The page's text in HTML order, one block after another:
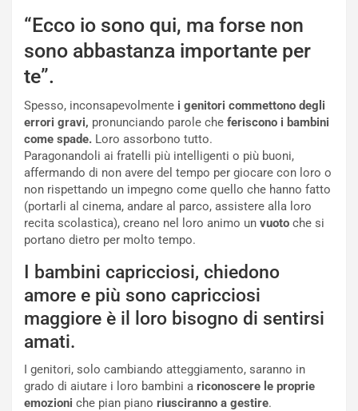
“Ecco io sono qui, ma forse non
sono abbastanza importante per
te”.
Spesso, inconsapevolmente i genitori commettono degli
errori gravi, pronunciando parole che feriscono i bambini
come spade. Loro assorbono tutto.
Paragonandoli ai fratelli più intelligenti o più buoni,
affermando di non avere del tempo per giocare con loro o
non rispettando un impegno come quello che hanno fatto
(portarli al cinema, andare al parco, assistere alla loro
recita scolastica), creano nel loro animo un vuoto che si
portano dietro per molto tempo.
I bambini capricciosi, chiedono
amore e più sono capricciosi
maggiore è il loro bisogno di sentirsi
amati.
I genitori, solo cambiando atteggiamento, saranno in
grado di aiutare i loro bambini a riconoscere le proprie
emozioni che pian piano riusciranno a gestire.